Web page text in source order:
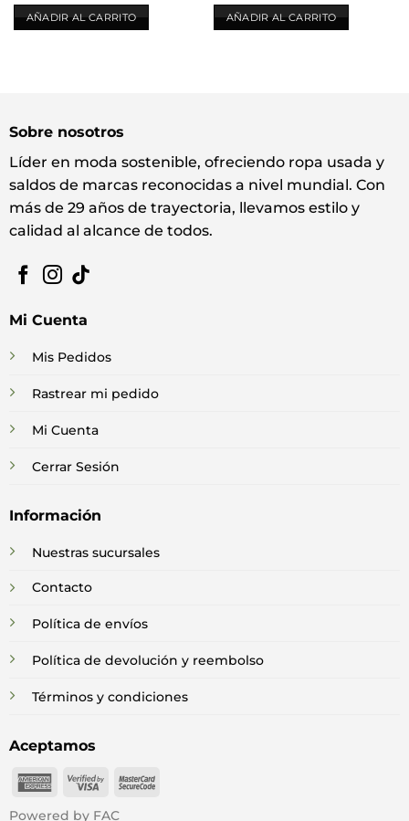
AÑADIR AL CARRITO AÑADIR AL CARRITO
Sobre nosotros
Líder en moda sostenible, ofreciendo ropa usada y
saldos de marcas reconocidas a nivel mundial. Con
más de 29 años de trayectoria, llevamos estilo y
calidad al alcance de todos.
Mi Cuenta
Mis Pedidos
Rastrear mi pedido
Mi Cuenta
Cerrar Sesión
Información
Nuestras sucursales
Contacto
Política de envíos
Política de devolución y reembolso
Términos y condiciones
Aceptamos
American
Visa
MasterCard
Powered by FAC